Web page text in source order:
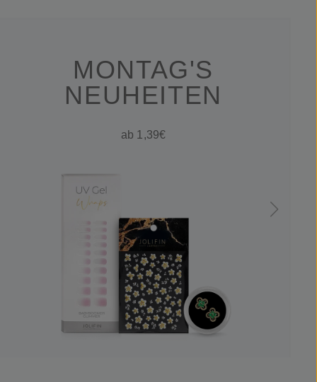
MONTAG'S
NEUHEITEN
ab 1,39€